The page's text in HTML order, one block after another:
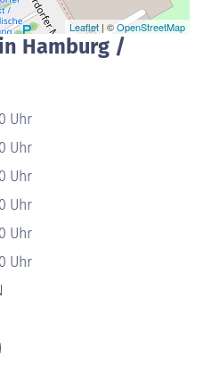
Leaflet | ©OpenStreetMap
Hamburg /
Uhr
Uhr
Uhr
Uhr
Uhr
Uhr